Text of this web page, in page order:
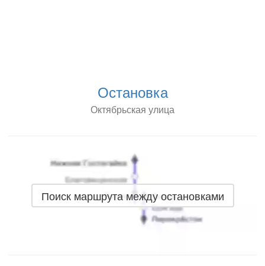
Остановка
Октябрьская улица
Поиск маршрута между остановками